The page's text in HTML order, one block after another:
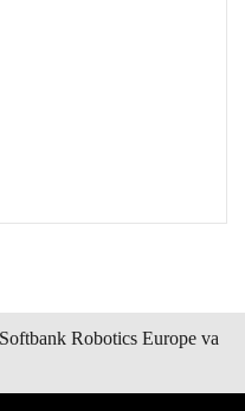
Softbank Robotics Europe va